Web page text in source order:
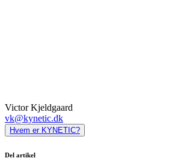
Victor Kjeldgaard
vk@kynetic.dk
Hvem er KYNETIC?
Del artikel